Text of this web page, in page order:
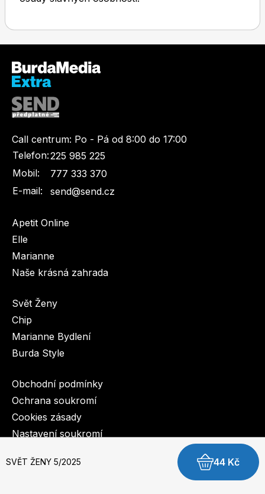
SVĚT ŽENY 5/2025 44 Kč
Call centrum: Po - Pá od 8:00 do 17:00
Telefon:225 985 225
Mobil:
777 333 370
E-mail:
send@send.cz
Apetit Online
Elle
Marianne
Naše krásná zahrada
Svět Ženy
Chip
Marianne Bydlení
Burda Style
Obchodní podmínky
Ochrana soukromí
Cookies zásady
Nastavení soukromí
© 2003-2026 BurdaMedia Extra s.r.o.